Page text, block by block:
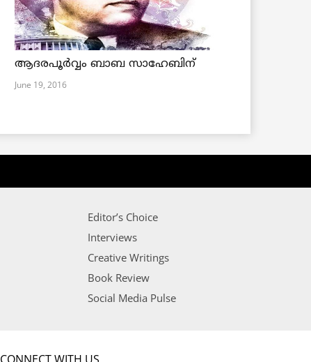
ആദരപൂര്‍വ്വം ബാബ സാഹേബിന്
June 19, 2016
Editor’s Choice
Interviews
Creative Writings
Book Review
Social Media Pulse